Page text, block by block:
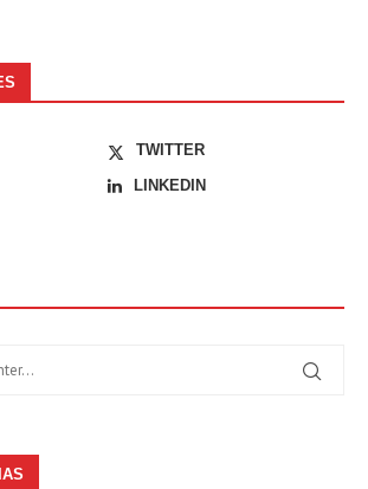
TWITTER
LINKEDIN